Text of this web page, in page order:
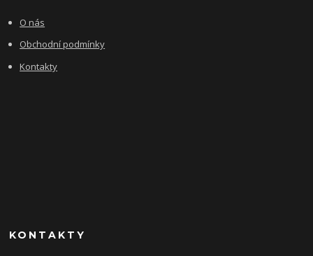
O nás
Obchodní podmínky
Kontakty
KONTAKTY